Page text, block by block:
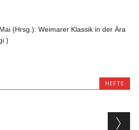
(Hrsg.): Weimarer Klassik in der Ära
)
HEFTE